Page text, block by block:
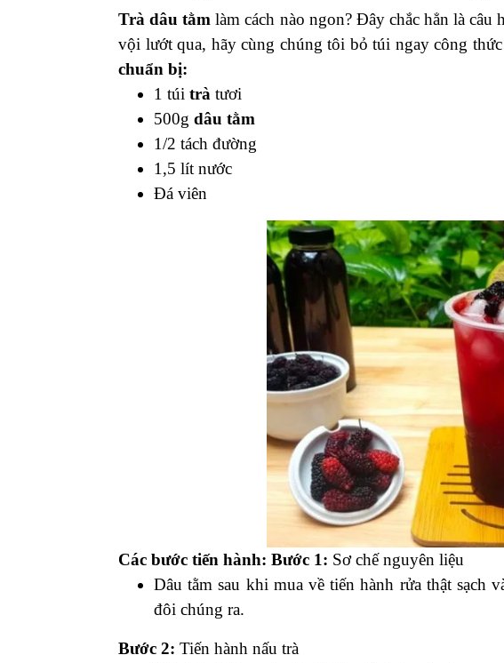
Trà dâu tằm làm cách nào ngon? Đây chắc hẳn là
vội lướt qua, hãy cùng chúng tôi bỏ túi ngay công
chuẩn bị:
1 túi trà tươi
500g dâu tằm
1/2 tách đường
1,5 lít nước
Đá viên
Các bước tiến hành: Bước 1: Sơ chế nguyên liệu
Dâu tằm sau khi mua về tiến hành rửa thật sạch
đôi chúng ra.
Bước 2: Tiến hành nấu trà